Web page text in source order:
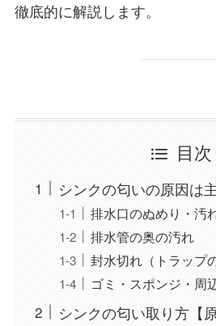
徹底的に解説します。
目次
シンクの匂いの原因は
排水口のぬめり・汚
排水管の奥の汚れ
封水切れ（トラップ
ゴミ・スポンジ・周
シンクの匂い取り方【